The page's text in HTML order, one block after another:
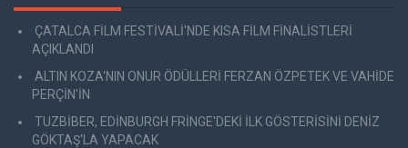
ÇATALCA FİLM FESTİVALİ'NDE KISA FİLM FİNALİSTLERİ
AÇIKLANDI
ALTIN KOZA'NIN ONUR ÖDÜLLERİ FERZAN ÖZPETEK VE VAHİDE
PERÇİN'İN
TUZBİBER, EDİNBURGH FRİNGE'DEKİ İLK GÖSTERİSİNİ DENİZ
GÖKTAŞ'LA YAPACAK